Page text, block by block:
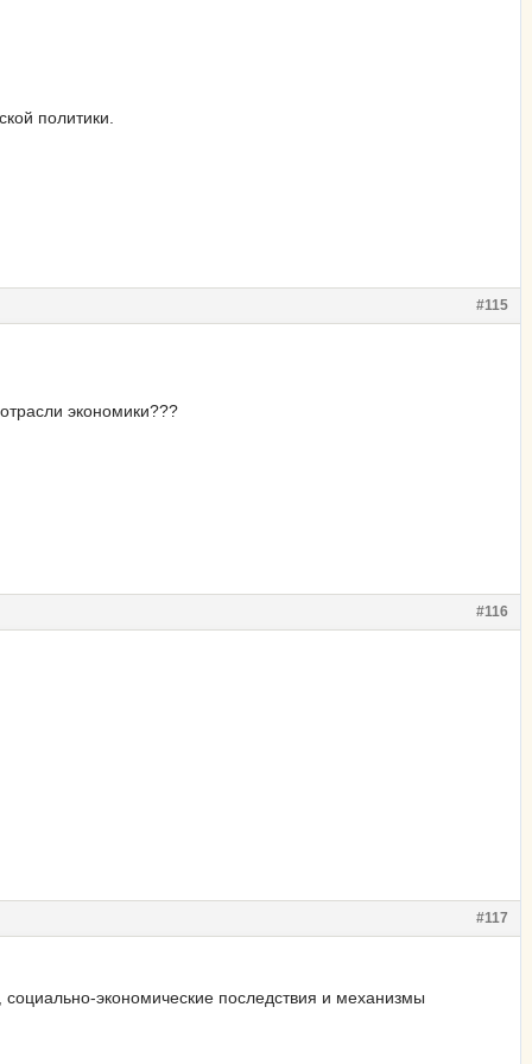
политики.
#115
экономики???
#116
#117
экономические последствия и механизмы